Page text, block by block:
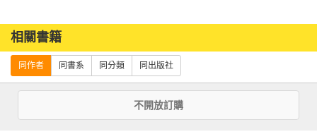
相關書籍
同作者 同書系 同分類 同出版社
不開放訂購